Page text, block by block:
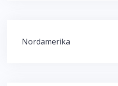
Inläggsnavigering
Nordamerika